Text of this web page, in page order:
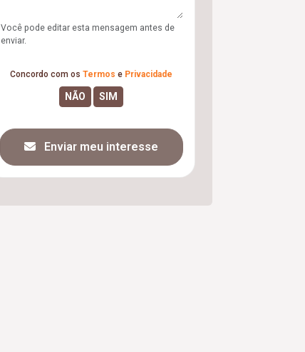
Você pode editar esta mensagem antes de
enviar.
Concordo com os Termos e Privacidade
Enviar meu interesse